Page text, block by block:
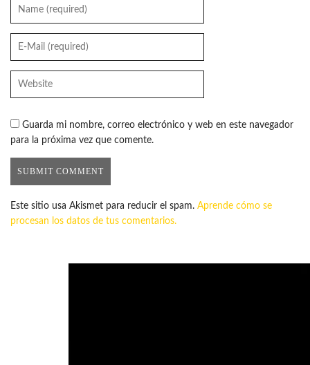
Guarda mi nombre, correo electrónico y web en este navegador
para la próxima vez que comente.
Este sitio usa Akismet para reducir el spam. Aprende cómo se
procesan los datos de tus comentarios.